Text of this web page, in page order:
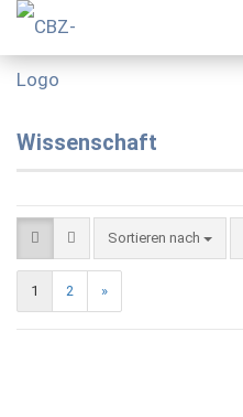
Wissenschaft
Sortieren nach
1 2 »